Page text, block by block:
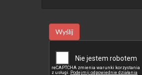
Wyślij